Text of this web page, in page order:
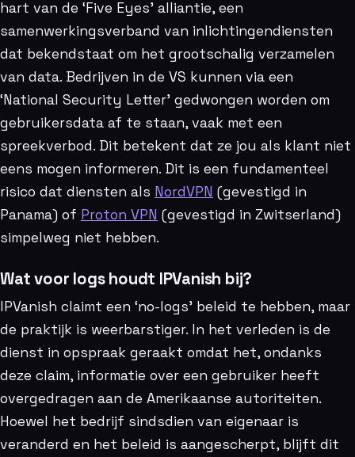
hart van de ‘Five Eyes’ alliantie, een
samenwerkingsverband van inlichtingendiensten
dat bekendstaat om het grootschalig verzamelen
van data. Bedrijven in de VS kunnen via een
‘National Security Letter’ gedwongen worden om
gebruikersdata af te staan, vaak met een
spreekverbod. Dit betekent dat ze jou als klant niet
eens mogen informeren. Dit is een fundamenteel
risico dat diensten als NordVPN (gevestigd in
Panama) of Proton VPN (gevestigd in Zwitserland)
simpelweg niet hebben.
Wat voor logs houdt IPVanish bij?
IPVanish claimt een ‘no-logs’ beleid te hebben, maar
de praktijk is weerbarstiger. In het verleden is de
dienst in opspraak geraakt omdat het, ondanks
deze claim, informatie over een gebruiker heeft
overgedragen aan de Amerikaanse autoriteiten.
Hoewel het bedrijf sindsdien van eigenaar is
veranderd en het beleid is aangescherpt, blijft dit